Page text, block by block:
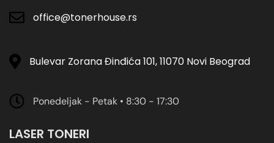
office@tonerhouse.rs
Bulevar Zorana Đinđića 101, 11070 Novi Beograd
Ponedeljak - Petak • 8:30 - 17:30
LASER TONERI